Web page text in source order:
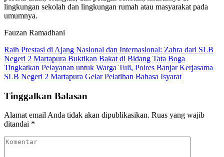
lingkungan sekolah dan lingkungan rumah atau masyarakat pada
umumnya.
Fauzan Ramadhani
Navigasi
pos
Raih Prestasi di Ajang Nasional dan Internasional: Zahra dari SLB
Negeri 2 Martapura Buktikan Bakat di Bidang Tata Boga
Tingkatkan Pelayanan untuk Warga Tuli, Polres Banjar Kerjasama
SLB Negeri 2 Martapura Gelar Pelatihan Bahasa Isyarat
Tinggalkan Balasan
Alamat email Anda tidak akan dipublikasikan. Ruas yang wajib
ditandai *
Komentar